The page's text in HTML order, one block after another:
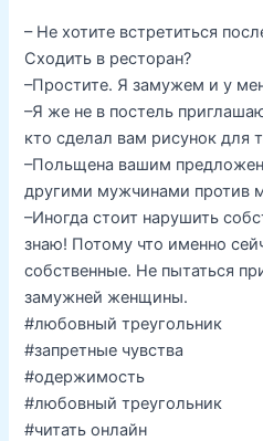
– Не хотите встретиться
Сходить в ресторан?
–Простите. Я замужем и у
–Я же не в постель
кто сделал вам рисунок для
–Польщена вашим
другими мужчинами против
–Иногда стоит нарушить
знаю! Потому что именно
собственные. Не пытаться
замужней женщины.
#любовный треугольник
#запретные чувства
#одержимость
#любовный треугольник
#читать онлайн